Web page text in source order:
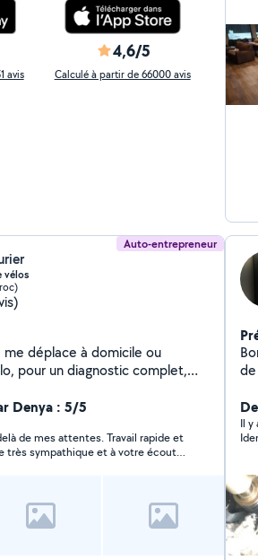
avis
4,6/5
Calculé à partir de 66000 avis
Auto-entrepreneur
vélos
pour un diagnostic complet,
de frein, câble, dévoilage de
pose de ruban de cintre,
Shinano ainsi que tout type
sur votre vélo, comprenant la
Denya : 5/5
de mes attentes. Travail rapide et
très sympathique et à votre écoute.
je
Il y